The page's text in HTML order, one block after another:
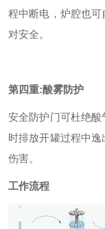
程中断电，炉腔也
对安全。
第四重:酸雾防护
安全防护门可杜绝酸
时排放开罐过程中逸
伤害。
工作流程